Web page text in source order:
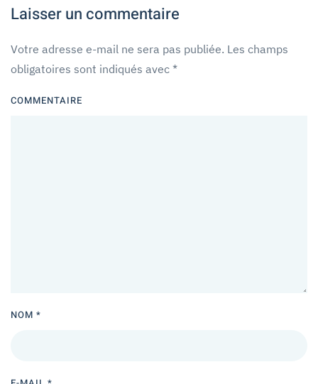
Laisser un commentaire
Votre adresse e-mail ne sera pas publiée. Les champs
obligatoires sont indiqués avec *
COMMENTAIRE
NOM *